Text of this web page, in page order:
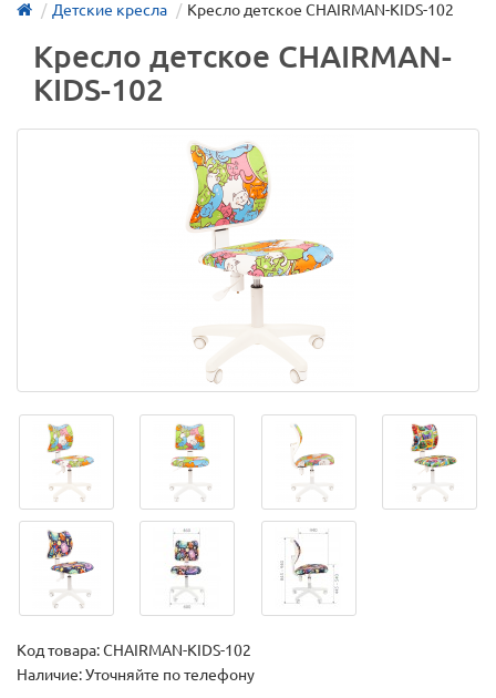
Детские кресла Кресло детское CHAIRMAN-KIDS-102
Кресло детское CHAIRMAN-
KIDS-102
Код товара:CHAIRMAN-KIDS-102
Наличие: Уточняйте по телефону